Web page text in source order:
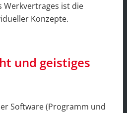
Werkvertrages ist die
Konzepte.
und geistiges
Software (Programm und